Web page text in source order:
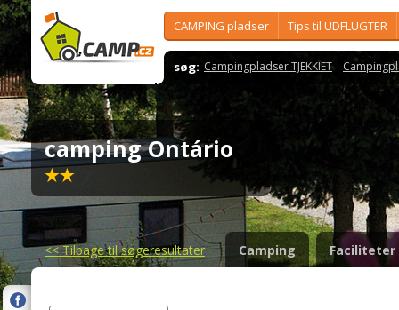
CAMPING pladser Tips til UDFLUGTER
søg: Campingpladser TJEKKIET
camping Ontário
<<Tilbage til søgeresultater Camping Faciliteter